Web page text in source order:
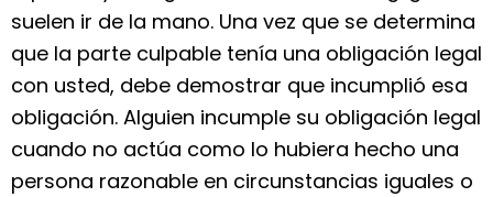
suelen ir de la mano. Una vez que se determina
que la parte culpable tenía una obligación legal
con usted, debe demostrar que incumplió esa
obligación. Alguien incumple su obligación legal
cuando no actúa como lo hubiera hecho una
persona razonable en circunstancias iguales o